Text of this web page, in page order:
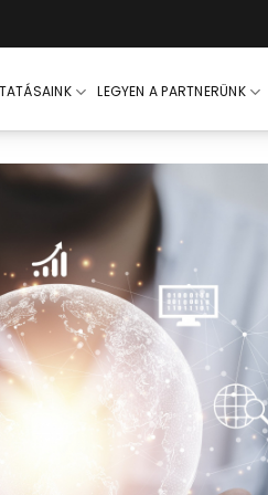
LEGYEN A PARTNERÜNK